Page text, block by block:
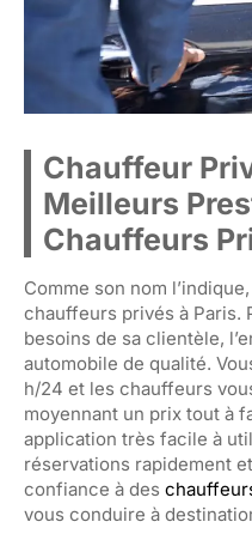
Chauffeur
Meilleurs
Chauffeurs
Comme son nom
chauffeurs privés à Paris.
besoins de sa clientèle,
automobile de qualité.
h/24 et les chauffeurs
moyennant un prix tout à
application très facile à
réservations rapidement
confiance à des
vous conduire à